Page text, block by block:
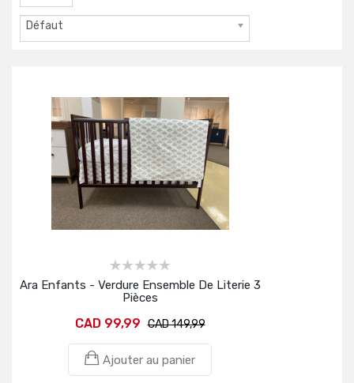
Défaut
Ara Enfants - Verdure Ensemble De Literie 3
Pièces
CAD 99,99 CAD 149,99
Ajouter au panier